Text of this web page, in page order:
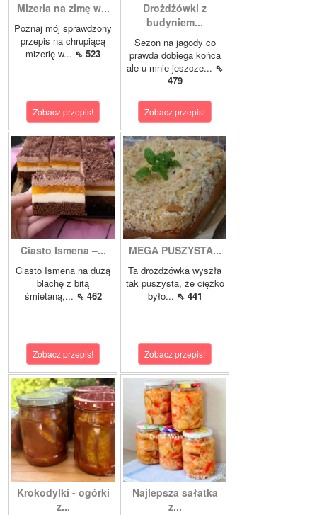
Mizeria na zimę w...
Poznaj mój sprawdzony
przepis na chrupiącą
mizerię w... ⇖ 523
Zobacz przepis!
Drożdżówki z
budyniem...
Sezon na jagody co
prawda dobiega końca
ale u mnie jeszcze... ⇖
479
Zobacz przepis!
Ciasto Ismena –...
Ciasto Ismena na dużą
blachę z bitą
śmietaną,... ⇖ 462
Zobacz przepis!
MEGA PUSZYSTA...
Ta drożdżówka wyszła
tak puszysta, że ciężko
było... ⇖ 441
Zobacz przepis!
Krokodylki - ogórki
z...
Najlepsza sałatka
z...